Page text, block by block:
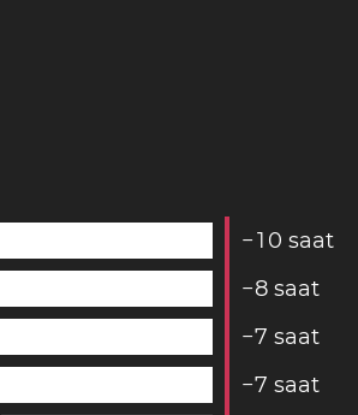
−1 0 saat
−8 saat
−7 saat
−7 saat